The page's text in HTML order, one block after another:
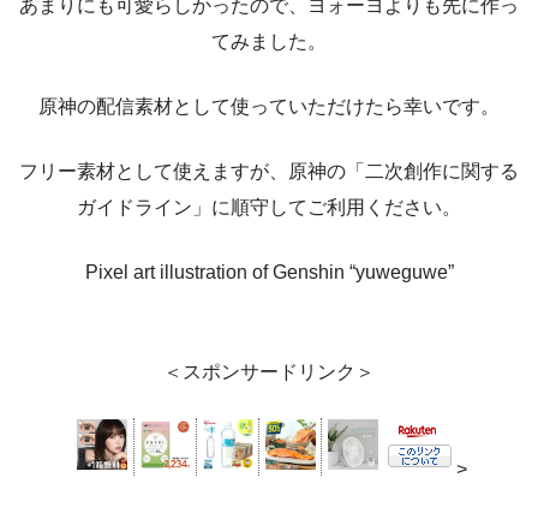
あまりにも可愛らしかったので、ヨォーヨよりも先に作っ
てみました。
原神の配信素材として使っていただけたら幸いです。
フリー素材として使えますが、原神の「二次創作に関する
ガイドライン」に順守してご利用ください。
Pixel art illustration of Genshin “yuweguwe”
＜スポンサードリンク＞
>